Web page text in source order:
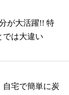
が大活躍!! 特
では大違い
自宅で簡単に炭